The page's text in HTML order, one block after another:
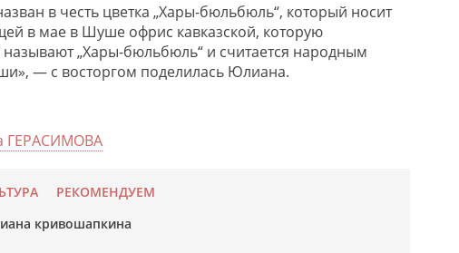
в честь цветка „Хары-бюльбюль“, который носит
в мае в Шуше офрис кавказской, которую
„Хары-бюльбюль“ и считается народным
— с восторгом поделилась Юлиана.
ГЕРАСИМОВА
РЕКОМЕНДУЕМ
кривошапкина